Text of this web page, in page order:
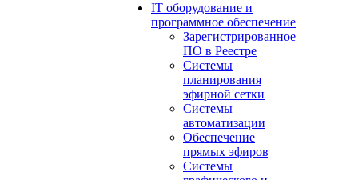
IT оборудование и
программное обеспечение
Зарегистрированное
ПО в Реестре
Системы
планирования
эфирной сетки
Системы
автоматизации
Обеспечение
прямых эфиров
Системы